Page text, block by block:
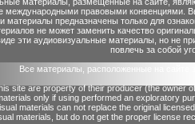
международными правовыми конвенциями.
материалы предназначены только для
не может заменить качество
эти аудиовизуальные материалы, но не
повлечь за собой
Все материалы, расположенные на сайте
site are property of their producer (the owner
only if using performed an exploratory
materials can not replace the original
materials, but do not get the proper license